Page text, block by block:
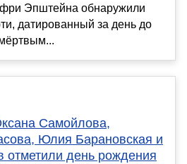
Эпштейна обнаружили
датированный за день до
Самойлова,
Юлия Барановская и
отметили день рождения